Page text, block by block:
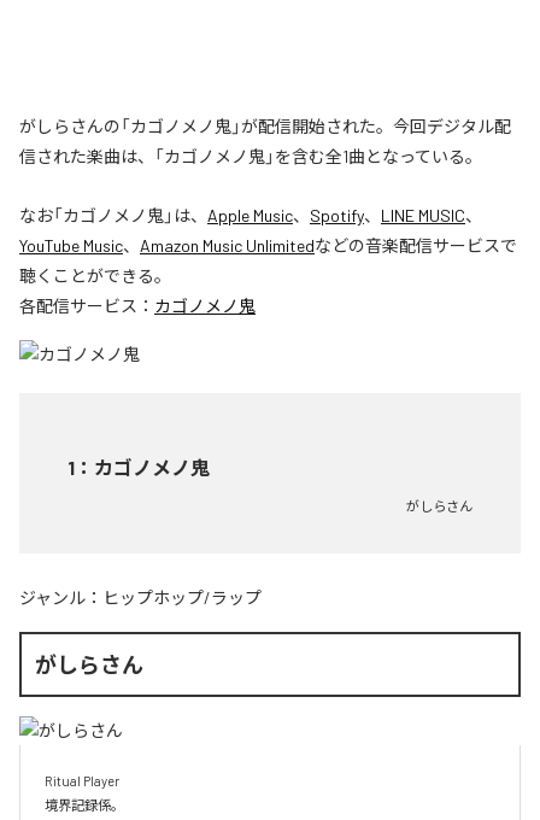
がしらさんの「カゴノメノ鬼」が配信開始された。今回デジタル配
信された楽曲は、「カゴノメノ鬼」を含む全1曲となっている。
なお「カゴノメノ鬼」は、 Apple Music、 Spotify、 LINE MUSIC、
YouTube Music、 Amazon Music Unlimitedなどの音楽配信サービスで
聴くことができる。
各配信サービス： カゴノメノ鬼
1 ： カゴノメノ鬼
がしらさん
ジャンル： ヒップホップ/ラップ
がしらさん
Ritual Player
境界記録係。